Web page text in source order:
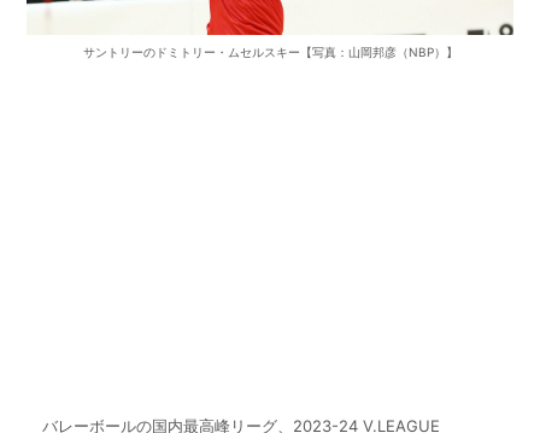
サントリーのドミトリー・ムセルスキー【写真：山岡邦彦（NBP）】
バレーボールの国内最高峰リーグ、 2023-24 V.LEAGUE